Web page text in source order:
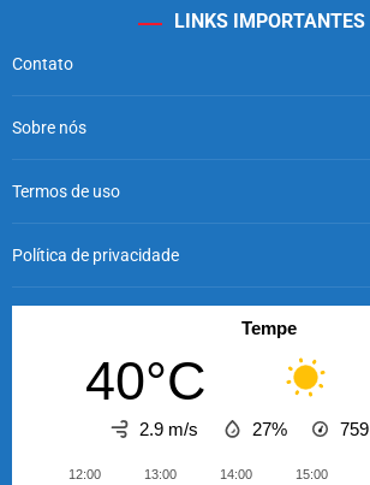
LINKS IMPORTANTES
Contato
Sobre nós
Termos de uso
Política de privacidade
Tempe
40°C
2.9 m/s 27% 759
12:00 13:00 14:00 15:00